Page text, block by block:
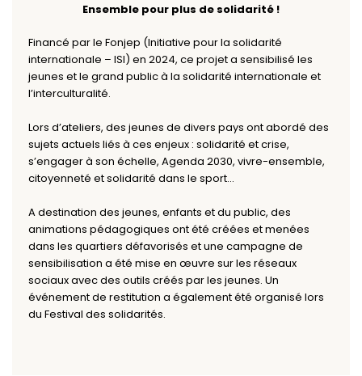
Ensemble pour plus de solidarité !
Financé par le Fonjep (Initiative pour la solidarité
internationale – ISI) en 2024, ce projet a sensibilisé les
jeunes et le grand public à la solidarité internationale et
l’interculturalité.
Lors d’ateliers, des jeunes de divers pays ont abordé des
sujets actuels liés à ces enjeux : solidarité et crise,
s’engager à son échelle, Agenda 2030, vivre-ensemble,
citoyenneté et solidarité dans le sport…
A destination des jeunes, enfants et du public, des
animations pédagogiques ont été créées et menées
dans les quartiers défavorisés et une campagne de
sensibilisation a été mise en œuvre sur les réseaux
sociaux avec des outils créés par les jeunes. Un
événement de restitution a également été organisé lors
du Festival des solidarités.